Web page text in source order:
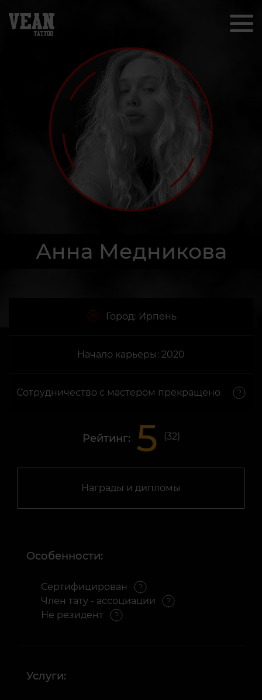
Анна Медникова
Город: Ирпень
Начало карьеры: 2020
Сотрудничество с мастером прекращено
Рейтинг: 5 (32)
Награды и дипломы
Особенности:
Сертифицирован
Член тату - ассоциации
Не резидент
Услуги: